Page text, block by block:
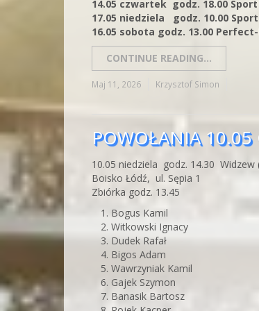
14.05 czwartek godz. 18.00
17.05 niedziela godz. 10.00
16.05 sobota godz. 13.00
CONTINUE READING...
Maj 11, 2026 Krzysztof Simon
POWOŁANIA 10.05
10.05 niedziela godz. 14.30
Boisko Łódź, ul. Sępia 1
Zbiórka godz. 13.45
Bogus Kamil
Witkowski Ignacy
Dudek Rafał
Bigos Adam
Wawrzyniak Kamil
Gajek Szymon
Banasik Bartosz